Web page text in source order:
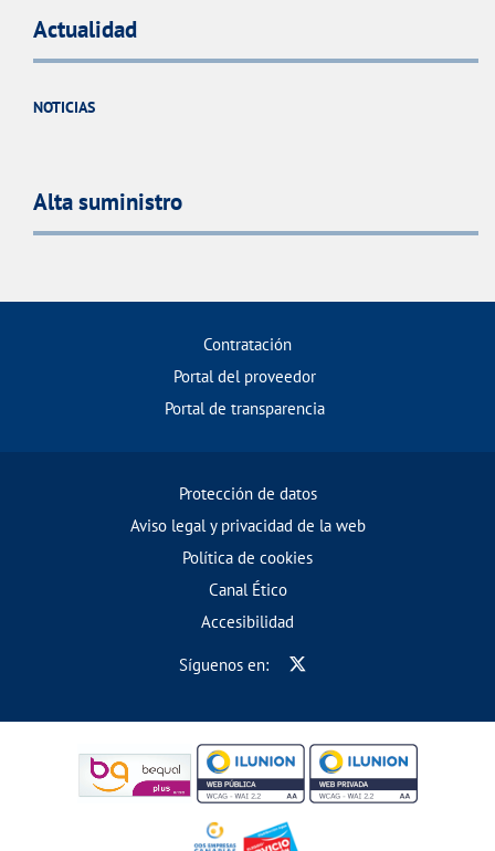
Actualidad
NOTICIAS
Alta suministro
Contratación
Portal del proveedor
Portal de transparencia
Protección de datos
Aviso legal y privacidad de la web
Política de cookies
Canal Ético
Accesibilidad
Síguenos en: